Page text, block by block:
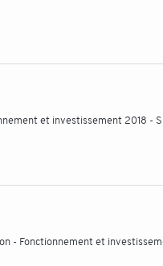
et investissement 2018 -
- Fonctionnement et